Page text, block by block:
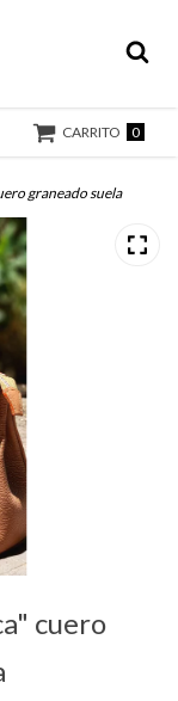
CARRITO 0
graneado suela
cuero